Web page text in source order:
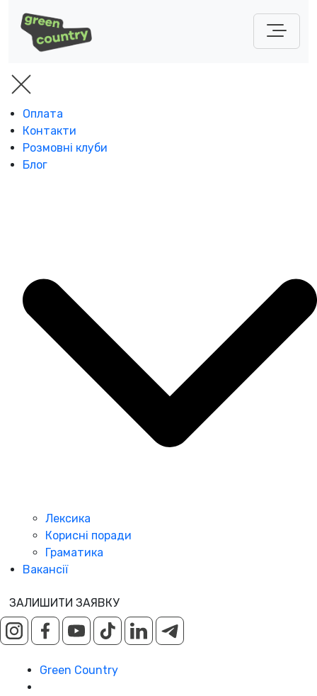
Оплата
Контакти
Розмовні клуби
Блог
Лексика
Корисні поради
Граматика
Вакансії
ЗАЛИШИТИ ЗАЯВКУ
Green Country